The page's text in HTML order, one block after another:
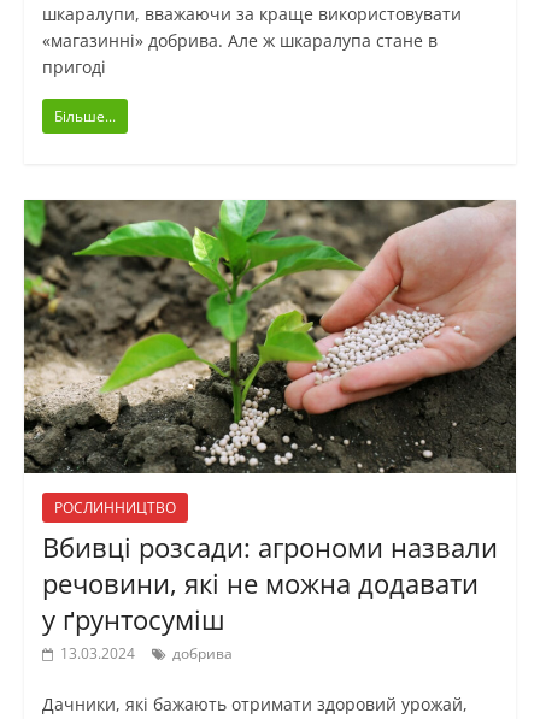
шкаралупи, вважаючи за краще використовувати
«магазинні» добрива. Але ж шкаралупа стане в
пригоді
Більше...
РОСЛИННИЦТВО
Вбивці розсади: агрономи назвали
речовини, які не можна додавати
у ґрунтосуміш
13.03.2024 добрива
Дачники, які бажають отримати здоровий урожай,